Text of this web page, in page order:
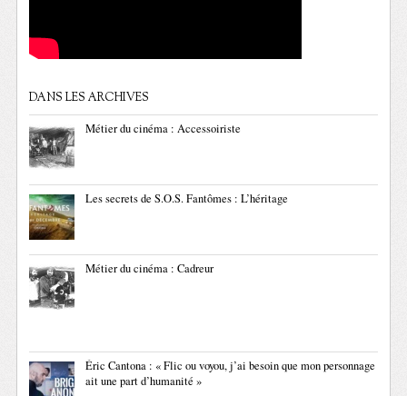
DANS LES ARCHIVES
Métier du cinéma : Accessoiriste
Les secrets de S.O.S. Fantômes : L’héritage
Métier du cinéma : Cadreur
Éric Cantona : « Flic ou voyou, j’ai besoin que mon personnage
ait une part d’humanité »